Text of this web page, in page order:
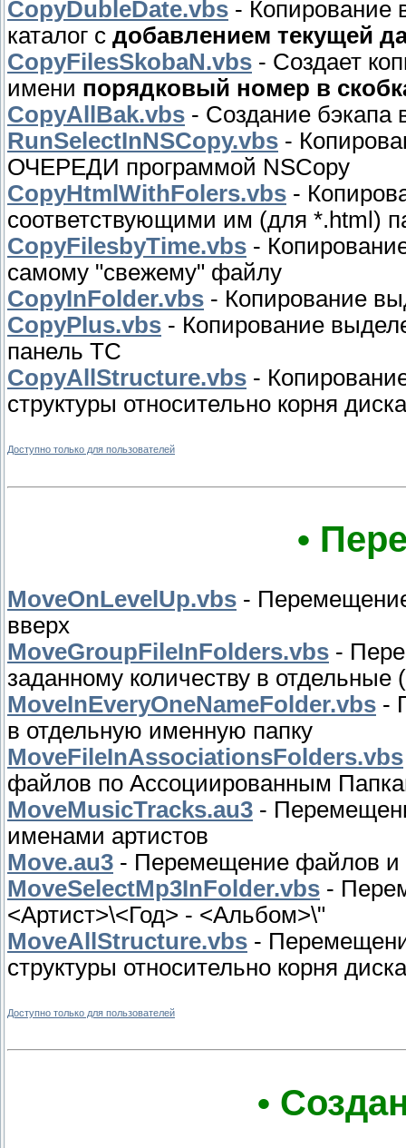
CopyDubleDate.vbs - Копирование
каталог с добавлением текущей
CopyFilesSkobaN.vbs - Создает
имени порядковый номер в
CopyAllBak.vbs - Создание бэкапа
RunSelectInNSCopy.vbs -
ОЧЕРЕДИ программой NSCopy
CopyHtmlWithFolers.vbs -
соответствующими им (для *.html)
CopyFilesbyTime.vbs -
самому "свежему" файлу
CopyInFolder.vbs - Копирование
CopyPlus.vbs - Копирование
панель ТС
CopyAllStructure.vbs -
структуры относительно корня диска
Доступно только для пользователей
•
MoveOnLevelUp.vbs -
вверх
MoveGroupFileInFolders.vbs -
заданному количеству в отдельные
MoveInEveryOneNameFolder.vbs -
в отдельную именную папку
MoveFileInAssociationsFolders.vbs
файлов по Ассоциированным
MoveMusicTracks.au3 -
именами артистов
Move.au3 - Перемещение файлов и
MoveSelectMp3InFolder.vbs -
<Артист>\<Год> - <Альбом>\"
MoveAllStructure.vbs -
структуры относительно корня диска
Доступно только для пользователей
•